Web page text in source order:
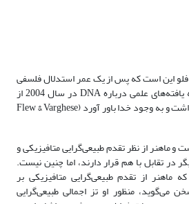
فلو این است که پس از یک عمر استدلال فلسفی
در ردّ خداباوری با استناد به یافته‌های علمی درباره DNA در سال 2004 از
دیدگاه سابق خود دست برداشت و به وجود خدا باور آورد (Flew & Varghese
و ماهنر از نظر تقدم ‌طبیعی‌گرایی متافیزیکی و
تقابل با هم قرار دارند، اما چنین نیست.
ماهنر از تقدم ‌طبیعی‌گرایی متافیزیکی بر
می‌گوید، منظور او تز اجمالی ‌طبیعی‌گرایی